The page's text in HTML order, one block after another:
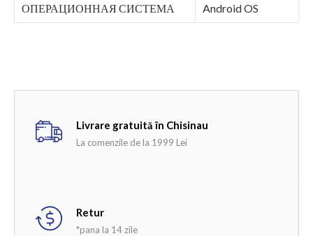
ОПЕРАЦИОННАЯ СИСТЕМА Android OS
Livrare gratuită în Chisinau
La comenzile de la 1999 Lei
Retur
*pana la 14 zile